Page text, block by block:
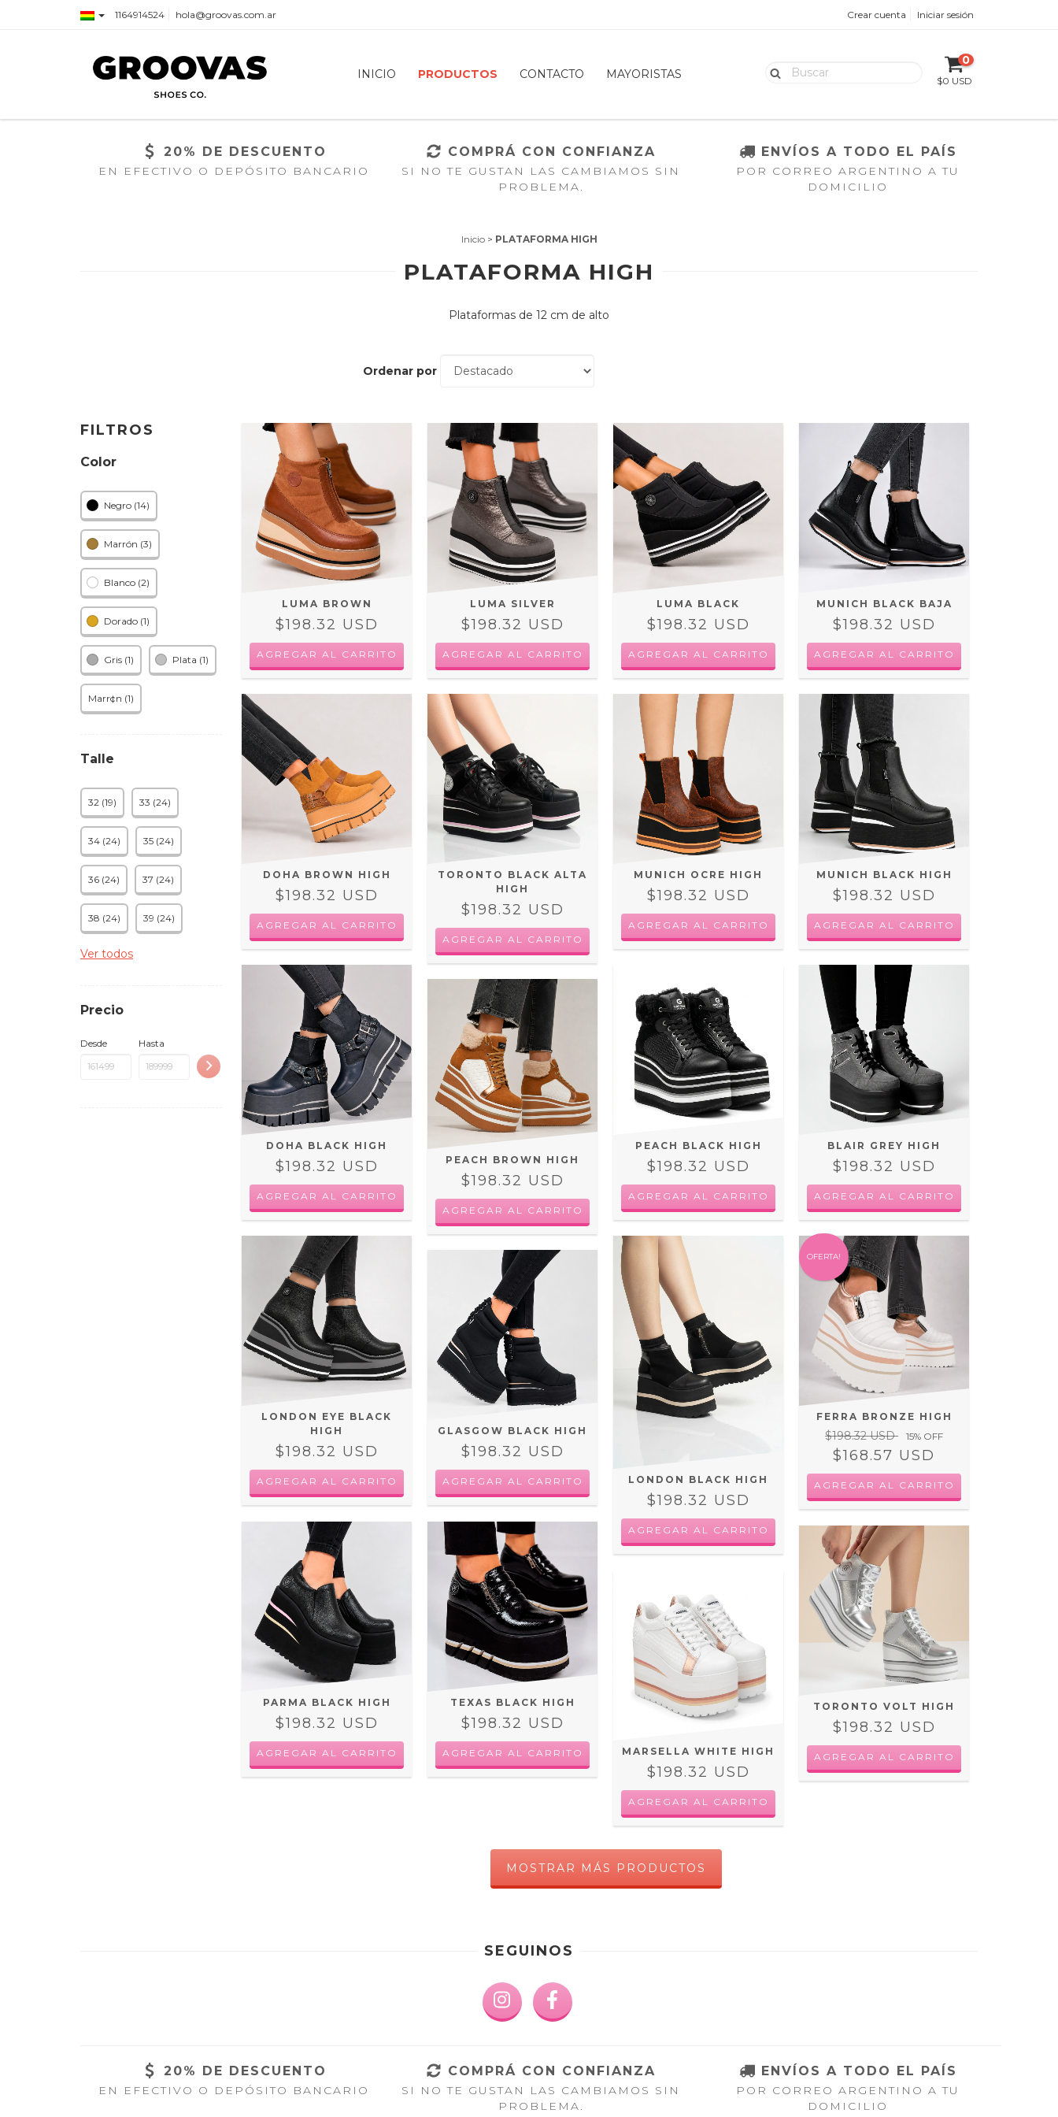
1164914524 hola@groovas.com.ar Crear cuenta Iniciar sesión
INICIO PRODUCTOS CONTACTO MAYORISTAS
0
$0 USD
20% DE DESCUENTO
EN EFECTIVO O DEPÓSITO BANCARIO
COMPRÁ CON CONFIANZA
SI NO TE GUSTAN LAS CAMBIAMOS SIN
PROBLEMA.
ENVÍOS A TODO EL PAÍS
POR CORREO ARGENTINO A TU
DOMICILIO
Inicio > PLATAFORMA HIGH
PLATAFORMA HIGH
Plataformas de 12 cm de alto
Ordenar por
FILTROS
Color
Negro (14)
Marrón (3)
Blanco (2)
Dorado (1)
Gris (1) Plata (1)
Marr¢n (1)
Talle
32 (19) 33 (24)
34 (24) 35 (24)
36 (24) 37 (24)
38 (24) 39 (24)
Ver todos
Precio
Desde Hasta
LUMA BROWN
$198.32 USD
AGREGAR AL CARRITO
LUMA SILVER
$198.32 USD
AGREGAR AL CARRITO
LUMA BLACK
$198.32 USD
AGREGAR AL CARRITO
MUNICH BLACK BAJA
$198.32 USD
AGREGAR AL CARRITO
DOHA BROWN HIGH
$198.32 USD
AGREGAR AL CARRITO
TORONTO BLACK ALTA
HIGH
$198.32 USD
AGREGAR AL CARRITO
MUNICH OCRE HIGH
$198.32 USD
AGREGAR AL CARRITO
MUNICH BLACK HIGH
$198.32 USD
AGREGAR AL CARRITO
DOHA BLACK HIGH
$198.32 USD
AGREGAR AL CARRITO
PEACH BROWN HIGH
$198.32 USD
AGREGAR AL CARRITO
PEACH BLACK HIGH
$198.32 USD
AGREGAR AL CARRITO
BLAIR GREY HIGH
$198.32 USD
AGREGAR AL CARRITO
LONDON EYE BLACK
HIGH
$198.32 USD
AGREGAR AL CARRITO
GLASGOW BLACK HIGH
$198.32 USD
AGREGAR AL CARRITO LONDON BLACK HIGH
$198.32 USD
AGREGAR AL CARRITO
OFERTA!
FERRA BRONZE HIGH
$198.32 USD 15% OFF
$168.57 USD
AGREGAR AL CARRITO
PARMA BLACK HIGH
$198.32 USD
AGREGAR AL CARRITO
TEXAS BLACK HIGH
$198.32 USD
AGREGAR AL CARRITO MARSELLA WHITE HIGH
$198.32 USD
AGREGAR AL CARRITO
TORONTO VOLT HIGH
$198.32 USD
AGREGAR AL CARRITO
MOSTRAR MÁS PRODUCTOS
SEGUINOS
20% DE DESCUENTO
EN EFECTIVO O DEPÓSITO BANCARIO
COMPRÁ CON CONFIANZA
SI NO TE GUSTAN LAS CAMBIAMOS SIN
PROBLEMA.
ENVÍOS A TODO EL PAÍS
POR CORREO ARGENTINO A TU
DOMICILIO